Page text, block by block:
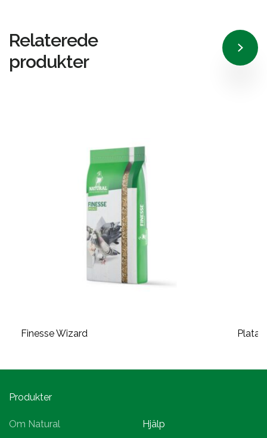
Relaterede
produkter
Finesse Wizard Plata
Produkter
Om Natural
Hjälp